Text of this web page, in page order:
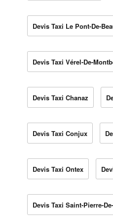
Devis Taxi Le Pont-De-
Devis Taxi Vérel-De-
Devis Taxi Chanaz
Devis Taxi Conjux
Devis Taxi Ontex
Devis Taxi Saint-Pierre-